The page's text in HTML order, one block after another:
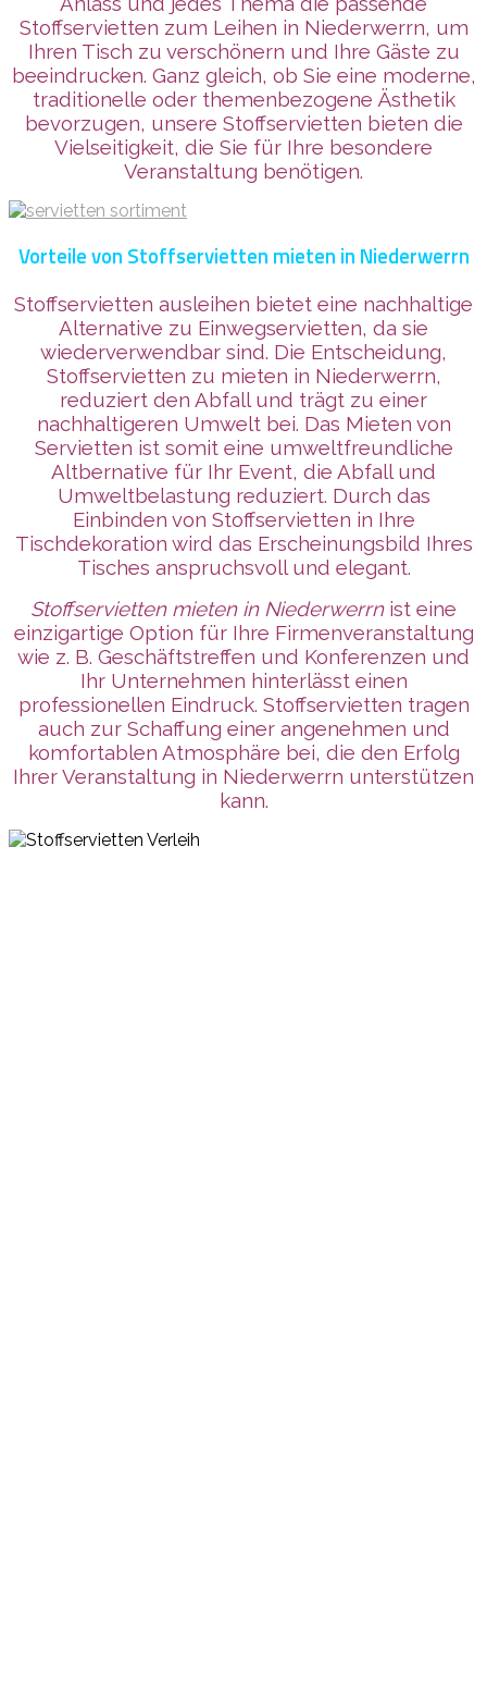
Stoffservietten zum Leihen in Niederwerrn, um
Ihren Tisch zu verschönern und Ihre Gäste zu
beeindrucken. Ganz gleich, ob Sie eine moderne,
traditionelle oder themenbezogene Ästhetik
bevorzugen, unsere Stoffservietten bieten die
Vielseitigkeit, die Sie für Ihre besondere
Veranstaltung benötigen.
Vorteile von Stoffservietten mieten in Niederwerrn
Stoffservietten ausleihen bietet eine nachhaltige
Alternative zu Einwegservietten, da sie
wiederverwendbar sind. Die Entscheidung,
Stoffservietten zu mieten in Niederwerrn,
reduziert den Abfall und trägt zu einer
nachhaltigeren Umwelt bei. Das Mieten von
Servietten ist somit eine umweltfreundliche
Altbernative für Ihr Event, die Abfall und
Umweltbelastung reduziert. Durch das
Einbinden von Stoffservietten in Ihre
Tischdekoration wird das Erscheinungsbild Ihres
Tisches anspruchsvoll und elegant.
Stoffservietten mieten in Niederwerrnist eine
einzigartige Option für Ihre Firmenveranstaltung
wie z. B. Geschäftstreffen und Konferenzen und
Ihr Unternehmen hinterlässt einen
professionellen Eindruck. Stoffservietten tragen
auch zur Schaffung einer angenehmen und
komfortablen Atmosphäre bei, die den Erfolg
Ihrer Veranstaltung in Niederwerrn unterstützen
kann.